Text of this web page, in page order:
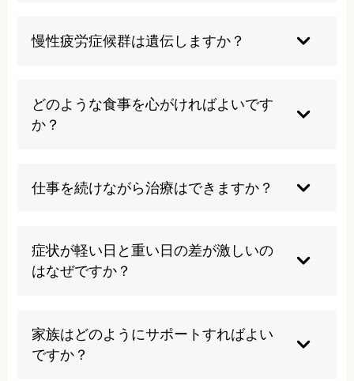
除外し、免疫機能や栄養状態の評価には血液検査
が有用です。総合的な診断が重要になります。
慢性疲労症候群は遺伝しますか？
系の特徴が関与する可能性があり、家族内での発
症傾向が見られることがあります。
どのような食事を心がければよいです
か？
ミンB群を含む食事が推奨されます。加工食品や
糖質の過剰摂取は避け、規則正しい食事リズムを
仕事を続けながら治療はできますか？
場環境の調整により継続可能な場合があります。
医師と相談して判断し、無理のない範囲での活動
が重要です。
症状が軽い日と重い日の差が激しいの
はなぜですか？
影響します。症状の波を理解し、体調に合わせた
生活調整が重要です。無理のない活動計画を立て
ましょう。
家族はどのようにサポートすればよい
ですか？